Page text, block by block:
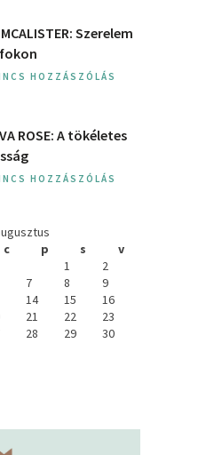
Szerelem
HOZZÁSZÓLÁS
ROSE: A ​tökéletes
HOZZÁSZÓLÁS
c p s
v
1
2
7 8
9
14 15
16
21 22
23
28 29
30